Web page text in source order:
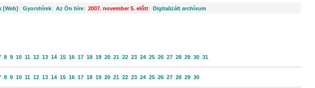
[Web] | Gyorshírek| Az Ön híre| 2007. november 5. előtt| Digitalizált archívum
8 9 10 11 12 13 14 15 16 17 18 19 20 21 22 23 24 25 26 27 28 29 30 31
8 9 10 11 12 13 14 15 16 17 18 19 20 21 22 23 24 25 26 27 28 29 30